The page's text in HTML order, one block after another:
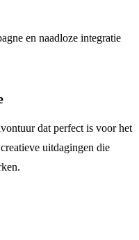
en naadloze integratie
dat perfect is voor het
uitdagingen die